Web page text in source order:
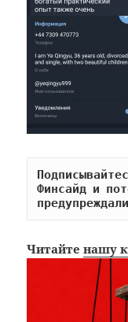
Финсайд и
Читайтенашу